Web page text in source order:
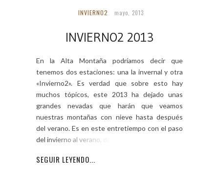
INVIERNO2 mayo, 2013
INVIERNO2 2013
En la Alta Montaña podríamos decir que
tenemos dos estaciones: una la invernal y otra
«Invierno2». Es verdad que sobre esto hay
muchos tópicos, este 2013 ha dejado unas
grandes nevadas que harán que veamos
nuestras montañas con nieve hasta después
del verano. Es en este entretiempo con el paso
del invierno al verano, donde […]
SEGUIR LEYENDO...